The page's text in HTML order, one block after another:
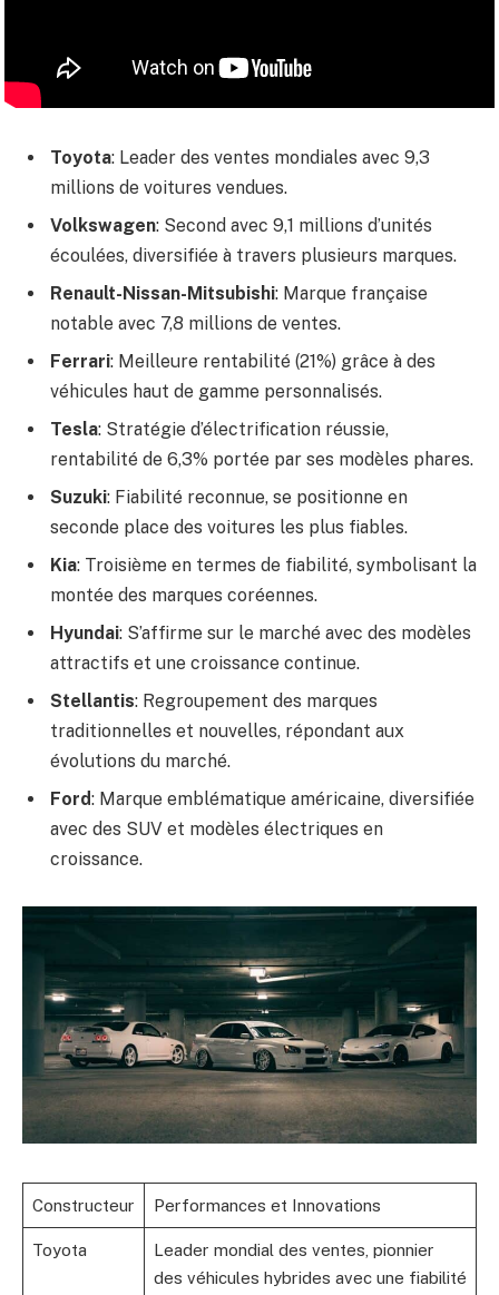
Toyota: Leader des ventes mondiales avec 9,3
millions de voitures vendues.
Volkswagen: Second avec 9,1 millions d’unités
écoulées, diversifiée à travers plusieurs marques.
Renault-Nissan-Mitsubishi: Marque française
notable avec 7,8 millions de ventes.
Ferrari: Meilleure rentabilité (21%) grâce à des
véhicules haut de gamme personnalisés.
Tesla: Stratégie d’électrification réussie,
rentabilité de 6,3% portée par ses modèles phares.
Suzuki: Fiabilité reconnue, se positionne en
seconde place des voitures les plus fiables.
Kia: Troisième en termes de fiabilité, symbolisant la
montée des marques coréennes.
Hyundai: S’affirme sur le marché avec des modèles
attractifs et une croissance continue.
Stellantis: Regroupement des marques
traditionnelles et nouvelles, répondant aux
évolutions du marché.
Ford: Marque emblématique américaine, diversifiée
avec des SUV et modèles électriques en
croissance.
Constructeur Performances et Innovations
Toyota
Leader mondial des ventes, pionnier
des véhicules hybrides avec une fiabilité